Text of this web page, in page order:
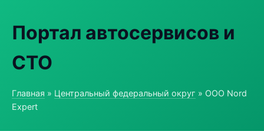
Портал автосервисов и
СТО
Главная » Центральный федеральный округ » ООО Nord
Expert